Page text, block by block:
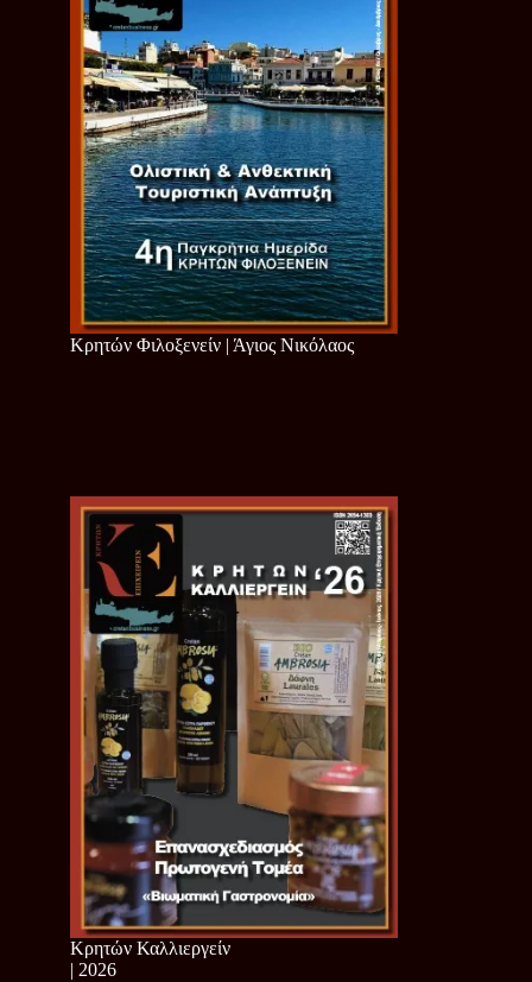
Κρητών Φιλοξενείν | Άγιος Νικόλαος
Κρητών Καλλιεργείν
| 2026